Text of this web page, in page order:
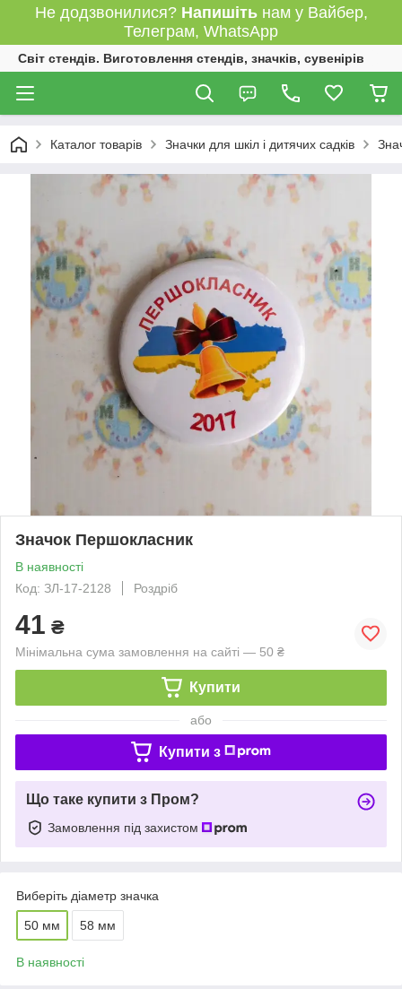
Не додзвонилися? Напишітьнам у Вайбер,
Телеграм, WhatsApp
Світ стендів. Виготовлення стендів, значків, сувенірів
Каталог товарів Значки для шкіл і дитячих садків
Значок Першокласник
В наявності
Код: ЗЛ-17-2128
Роздріб
41 ₴
Мінімальна сума замовлення на сайті — 50 ₴
Купити
або
Купити з
Що таке купити з Пром?
Замовлення під захистом
Виберіть діаметр значка
50 мм 58 мм
В наявності